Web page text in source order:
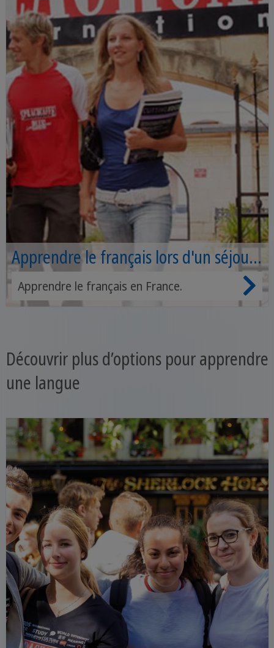
Apprendre le français lors d'un séjour
linguistique
Apprendre le français en France.
Découvrir plus d’options pour apprendre
une langue